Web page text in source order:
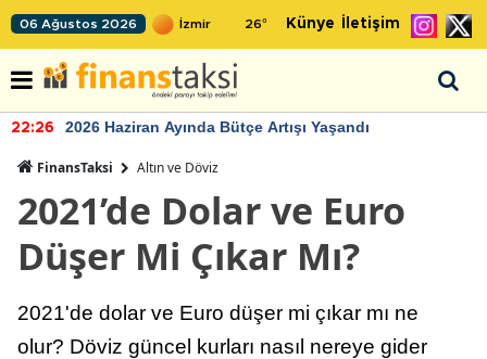
06 Ağustos 2026 26° Künye İletişim
22:26 2026 Haziran Ayında Bütçe Artışı Yaşandı
FinansTaksi Altın ve Döviz
2021’de Dolar ve Euro
Düşer Mi Çıkar Mı?
2021'de dolar ve Euro düşer mi çıkar mı ne
olur? Döviz güncel kurları nasıl nereye gider